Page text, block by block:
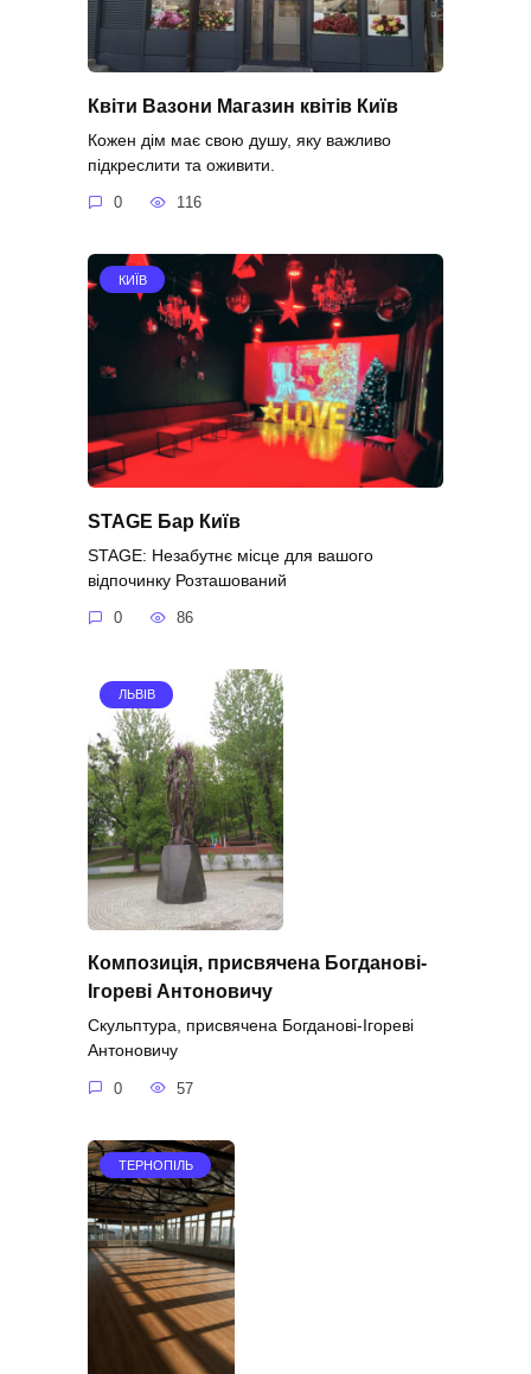
Квіти Вазони Магазин квітів Київ
Кожен дім має свою душу, яку важливо
підкреслити та оживити.
0 116
КИЇВ
STAGE Бар Київ
STAGE: Незабутнє місце для вашого
відпочинку Розташований
0 86
ЛЬВІВ
Композиція, присвячена Богданові-
Ігореві Антоновичу
Скульптура, присвячена Богданові-Ігореві
Антоновичу
0 57
ТЕРНОПІЛЬ